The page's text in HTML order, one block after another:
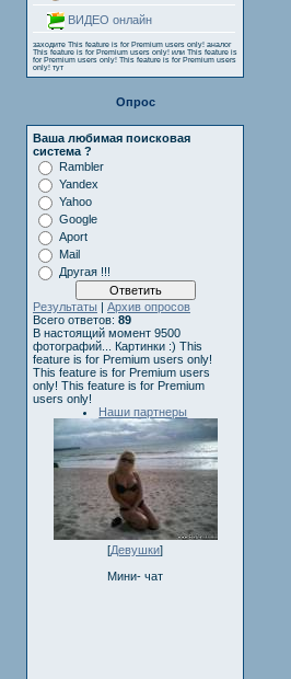
ВИДЕО онлайн
заходите This feature is for Premium users only! аналог
This feature is for Premium users only! или This feature is
for Premium users only! This feature is for Premium users
only! тут
Опрос
Ваша любимая поисковая
система ?
Rambler
Yandex
Yahoo
Google
Aport
Mail
Другая !!!
Результаты | Архив опросов
Всего ответов: 89
В настоящий момент 9500
фотографий... Картинки :) This
feature is for Premium users only!
This feature is for Premium users
only! This feature is for Premium
users only!
Наши партнеры
[Девушки]
Мини- чат